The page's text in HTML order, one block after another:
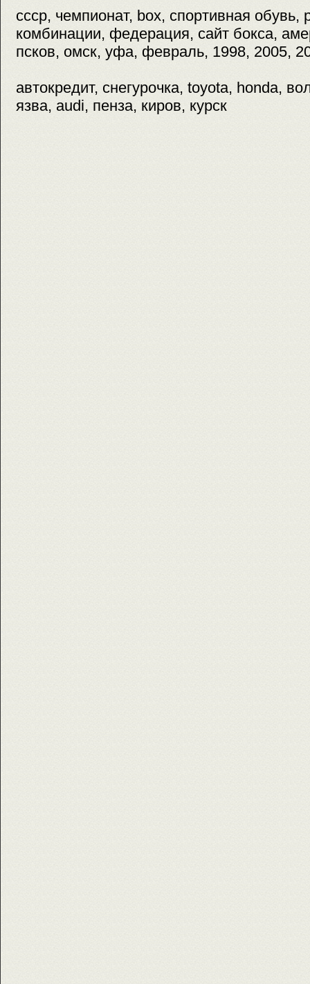
ссср, чемпионат, box, спортивная обувь,
комбинации, федерация, сайт бокса,
псков, омск, уфа, февраль, 1998, 2005,
автокредит, снегурочка, toyota, honda,
язва, audi, пенза, киров, курск